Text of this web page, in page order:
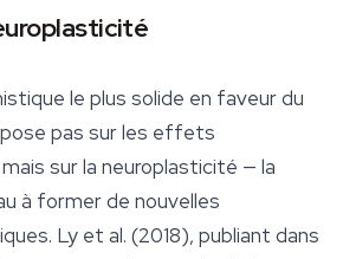
le plus solide en faveur du
pas sur les effets
sur la neuroplasticité — la
à former de nouvelles
Ly et al. (2018), publiant dans